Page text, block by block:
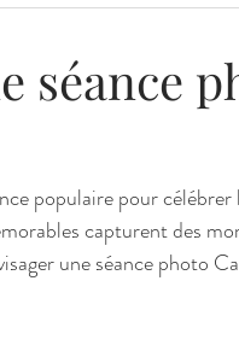
séance
populaire pour
capturent des
une séance photo